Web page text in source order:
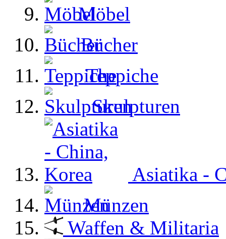
Möbel
Bücher
Teppiche
Skulpturen
Asiatika -
Münzen
Waffen & Militaria